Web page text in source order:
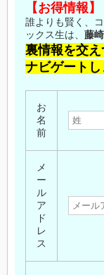
【お得情報】
誰よりも賢く、
ックス生は、 藤
裏情報を交
ナビゲートし
お
名
前
メ
ー
ル
ア
ド
レ
ス